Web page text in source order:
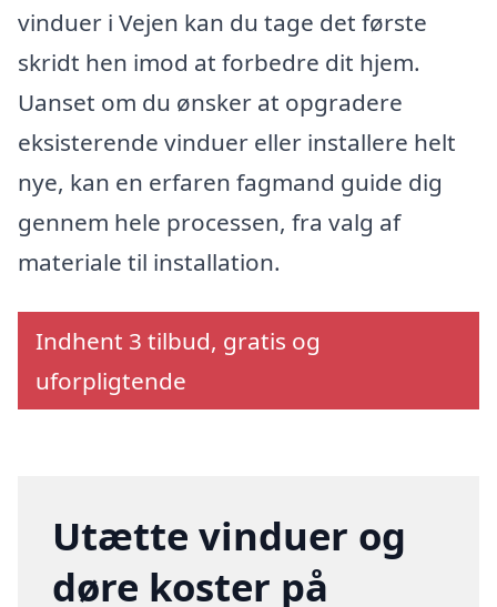
vinduer i Vejen kan du tage det første
skridt hen imod at forbedre dit hjem.
Uanset om du ønsker at opgradere
eksisterende vinduer eller installere helt
nye, kan en erfaren fagmand guide dig
gennem hele processen, fra valg af
materiale til installation.
Indhent 3 tilbud, gratis og
uforpligtende
Utætte vinduer og
døre koster på